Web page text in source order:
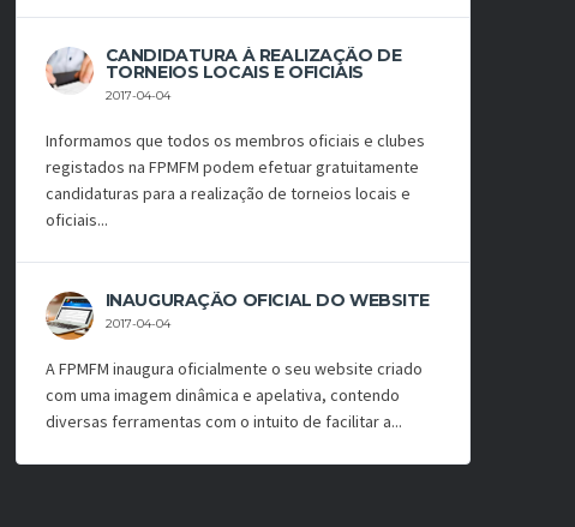
CANDIDATURA À REALIZAÇÃO DE
TORNEIOS LOCAIS E OFICIAIS
2017-04-04
Informamos que todos os membros oficiais e clubes
registados na FPMFM podem efetuar gratuitamente
candidaturas para a realização de torneios locais e
oficiais...
INAUGURAÇÃO OFICIAL DO WEBSITE
2017-04-04
A FPMFM inaugura oficialmente o seu website criado
com uma imagem dinâmica e apelativa, contendo
diversas ferramentas com o intuito de facilitar a...